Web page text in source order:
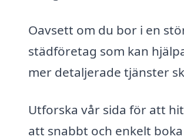
Oavsett om du bor i en
städföretag som kan
mer detaljerade tjänster
Utforska vår sida för att
att snabbt och enkelt